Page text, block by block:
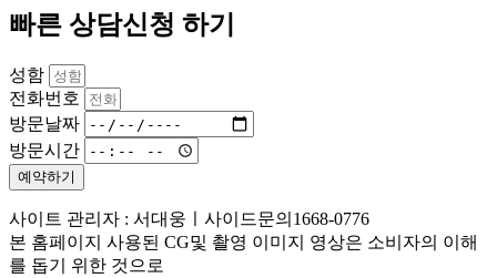
빠른 상담신청 하기
성함
전화번호
방문날짜
방문시간
예약하기
사이트 관리자 : 서대웅ㅣ사이드문의1668-0776
본 홈페이지 사용된 CG및 촬영 이미지 영상은 소비자의 이해
를 돕기 위한 것으로